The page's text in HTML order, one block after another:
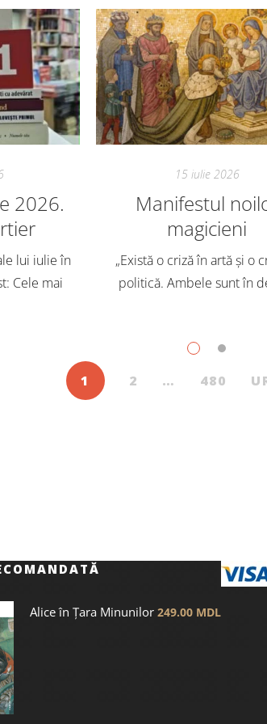
2026.
lui iulie în
Cele mai
15 iulie 2026
Manifestul
magicieni
„Există o criză în artă și o
politică. Ambele sunt în
Situația poate fi salvată
1 2 … 480
Alice în Țara Minunilor 249.00 MDL